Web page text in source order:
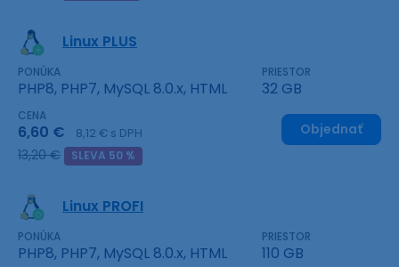
Linux PLUS
PONÚKA
PHP8, PHP7, MySQL 8.0.x, HTML
PRIESTOR
32 GB
CENA
6,60 € 8,12 € s DPH
13,20 € SLEVA 50 %
Objednať
Linux PROFI
PONÚKA
PHP8, PHP7, MySQL 8.0.x, HTML
PRIESTOR
110 GB